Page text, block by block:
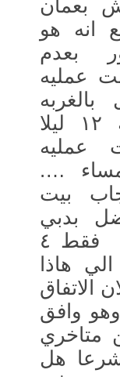
بعمان
انه هو
بعدم
عمليه
وذهبت لحالي ساعه ١٢ ليلا
عمليه
مساء ….
بيت
بدبي
وصارت علاقه زوجيه فقط ٤
مرات ومن ٢٠٢٠ الي هاذا
الاتفاق
وافق
متاخري
هل